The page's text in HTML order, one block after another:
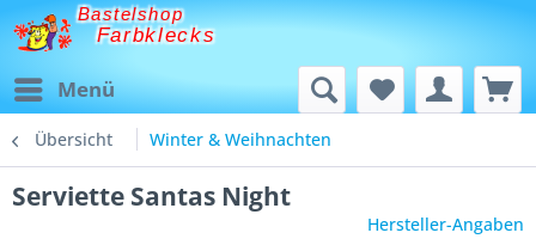
Bastelshop
Farbklecks
Menü
Übersicht Winter & Weihnachten
Serviette Santas Night
Hersteller-Angaben